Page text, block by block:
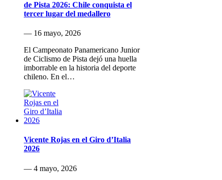
de Pista 2026: Chile conquista el
tercer lugar del medallero
— 16 mayo, 2026
El Campeonato Panamericano Junior
de Ciclismo de Pista dejó una huella
imborrable en la historia del deporte
chileno. En el…
Vicente Rojas en el Giro d’Italia
2026
— 4 mayo, 2026